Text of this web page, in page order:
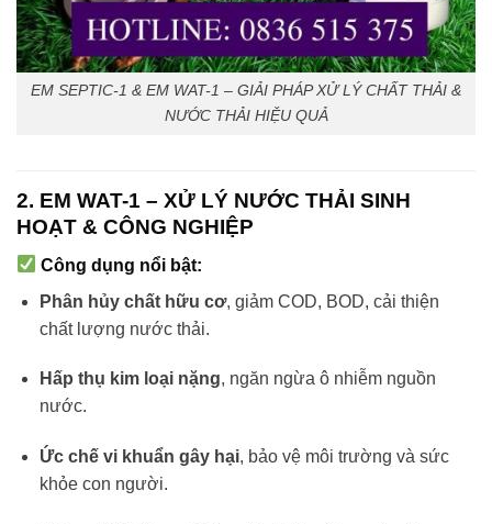
EM SEPTIC-1 & EM WAT-1 – GIẢI PHÁP XỬ LÝ CHẤT THẢI &
NƯỚC THẢI HIỆU QUẢ
2. EM WAT-1 – XỬ LÝ NƯỚC THẢI SINH
HOẠT & CÔNG NGHIỆP
Công dụng nổi bật:
Phân hủy chất hữu cơ, giảm COD, BOD, cải thiện
chất lượng nước thải.
Hấp thụ kim loại nặng, ngăn ngừa ô nhiễm nguồn
nước.
Ức chế vi khuẩn gây hại, bảo vệ môi trường và sức
khỏe con người.